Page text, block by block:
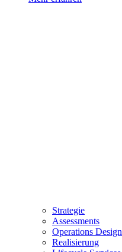
Strategie
Assessments
Operations Design
Realisierung